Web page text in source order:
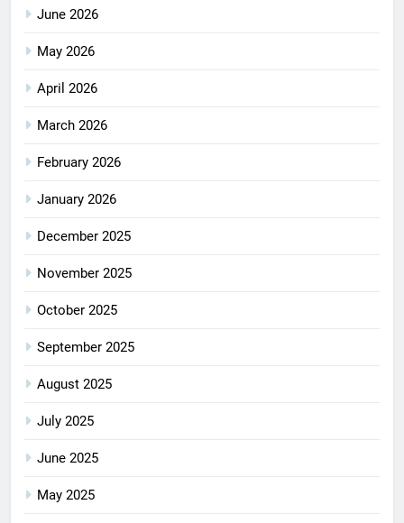
June 2026
May 2026
April 2026
March 2026
February 2026
January 2026
December 2025
November 2025
October 2025
September 2025
August 2025
July 2025
June 2025
May 2025